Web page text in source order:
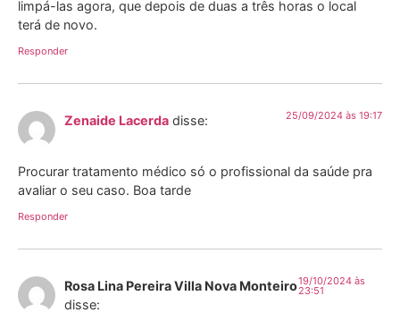
limpá-las agora, que depois de duas a três horas o local
terá de novo.
Responder
Zenaide Lacerda disse: 25/09/2024 às 19:17
Procurar tratamento médico só o profissional da saúde pra
avaliar o seu caso. Boa tarde
Responder
Rosa Lina Pereira Villa Nova Monteiro
disse:
19/10/2024 às
23:51